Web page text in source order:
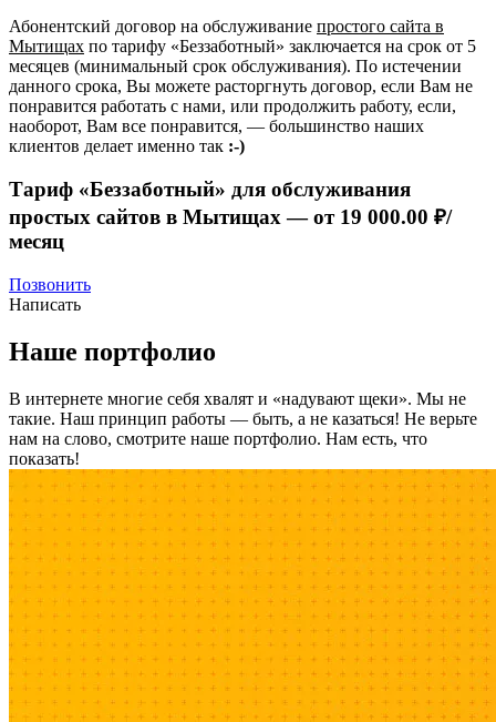
Абонентский договор на обслуживание простого сайта в
Мытищах по тарифу «Беззаботный» заключается на срок от 5
месяцев (минимальный срок обслуживания). По истечении
данного срока, Вы можете расторгнуть договор, если Вам не
понравится работать с нами, или продолжить работу, если,
наоборот, Вам все понравится, — большинство наших
клиентов делает именно так :-)
Тариф «Беззаботный» для обслуживания
простых сайтов в Мытищах —от 19 000.00 ₽/
месяц
Позвонить
Написать
Наше портфолио
В интернете многие себя хвалят и «надувают щеки». Мы не
такие. Наш принцип работы — быть, а не казаться! Не верьте
нам на слово, смотрите наше портфолио. Нам есть, что
показать!